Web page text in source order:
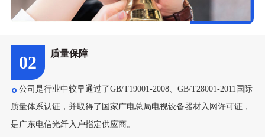
02 质量保障
公司是行业中较早通过了GB/T19001-2008、GB/T28001-2011国际
质量体系认证，并取得了国家广电总局电视设备器材入网许可证，
是广东电信光纤入户指定供应商。